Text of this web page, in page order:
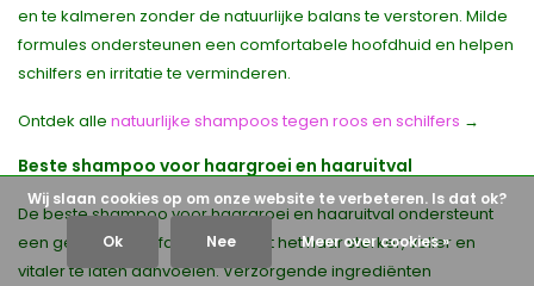
en te kalmeren zonder de natuurlijke balans te verstoren. Milde
formules ondersteunen een comfortabele hoofdhuid en helpen
schilfers en irritatie te verminderen.
Ontdek alle natuurlijke shampoos tegen roos en schilfers →
Beste shampoo voor haargroei en haaruitval
De beste shampoo voor haargroei en haaruitval ondersteunt
een gezonde hoofdhuid en helpt het haar sterker, voller en
vitaler te laten aanvoelen. Verzorgende ingrediënten
Wij slaan cookies op om onze website te verbeteren. Is dat ok?
Ok Nee Meer over cookies »